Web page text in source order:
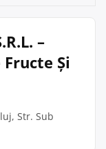
–
Și
Str. Sub